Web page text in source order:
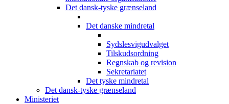
Det dansk-tyske grænseland
Det danske mindretal
Sydslesvigudvalget
Tilskudsordning
Regnskab og revision
Sekretariatet
Det tyske mindretal
Det dansk-tyske grænseland
Ministeriet